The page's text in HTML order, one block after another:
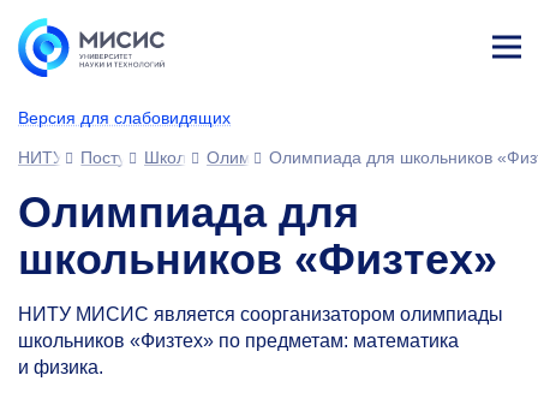
Версия для слабовидящих
ине
НИТУ МИСИСПоступающимШкольникамОлимпиады и конкурсы
Олимпиада для школьников
Олимпиада для
школьников «Физтех»
НИТУ МИСИС является соорганизатором олимпиады
школьников «Физтех» по предметам: математика
и физика.